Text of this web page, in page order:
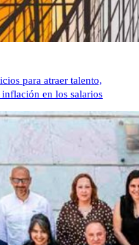
para atraer talento,
en los salarios